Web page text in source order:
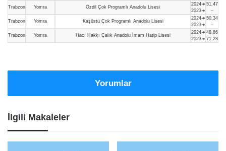
Trabzon Yomra Özdil Çok Programlı Anadolu Lisesi
2024➜
2023➜
51,47
–
Trabzon Yomra Kaşüstü Çok Programlı Anadolu Lisesi
2024➜
2023➜
50,34
–
Trabzon Yomra Hacı Hakkı Çalık Anadolu İmam Hatip Lisesi
2024➜
2023➜
48,86
71,28
Yorumlar
İlgili Makaleler